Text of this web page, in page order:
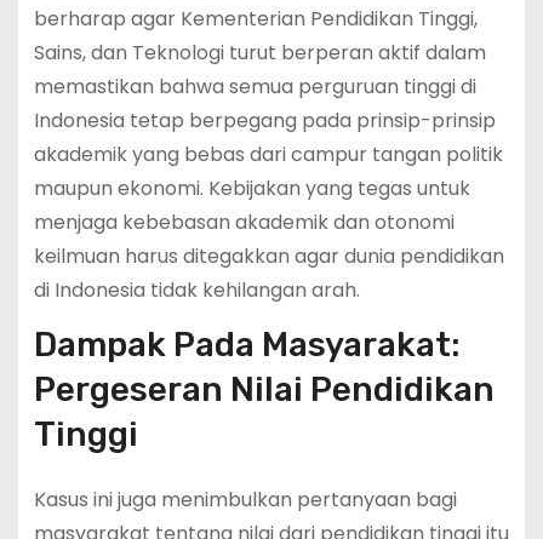
berharap agar Kementerian Pendidikan Tinggi,
Sains, dan Teknologi turut berperan aktif dalam
memastikan bahwa semua perguruan tinggi di
Indonesia tetap berpegang pada prinsip-prinsip
akademik yang bebas dari campur tangan politik
maupun ekonomi. Kebijakan yang tegas untuk
menjaga kebebasan akademik dan otonomi
keilmuan harus ditegakkan agar dunia pendidikan
di Indonesia tidak kehilangan arah.
Dampak Pada Masyarakat:
Pergeseran Nilai Pendidikan
Tinggi
Kasus ini juga menimbulkan pertanyaan bagi